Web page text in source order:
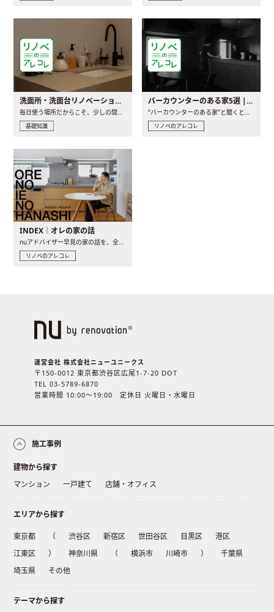
洗面所・洗面台リノベーションの事例と間取りアイデア
基礎知識
バーカウンターのある家5選 | 日常に馴染む“距離の近い”キッチンとは
リノベのアレコレ
INDEX｜オレの家の話
nuアドバイザー早見の家の話を、全4話でお届け。リノベーションを..
リノベのアレコレ
運営会社 株式会社ニューユニークス
〒150-0012 東京都渋谷区広尾1-7-20 DOT
TEL 03-5789-6870
営業時間 10:00〜19:00 定休日 火曜日・水曜日
施工事例
建物から探す
マンション
一戸建て 店舗・オフィス
エリアから探す
東京都 （ 渋谷区 新宿区 世田谷区 目黒区
港区
江東区
） 神奈川県 （ 横浜市 川崎市 ）
千葉県
埼玉県
その他
テーマから探す